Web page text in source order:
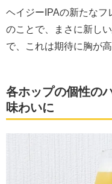
ヘイジーIPAの新たなフ
のことで、まさに新し
で、これは期待に胸が
各ホップの個性の
味わいに